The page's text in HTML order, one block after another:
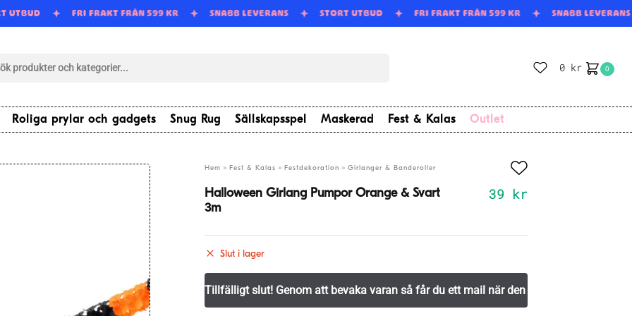
UTBUD FRI FRAKT FRÅN 599 KR SNABB LEVERANS STORT UTBUD FRI FRAKT FRÅN 599 KR SNABB
0 kr 0
Roliga prylar och gadgets Snug Rug Sällskapsspel Maskerad Fest & Kalas Outlet
Hem »Fest & Kalas »Festdekoration »Girlanger & Banderoller
Halloween Girlang Pumpor Orange & Svart
3m
39 kr
Slut i lager